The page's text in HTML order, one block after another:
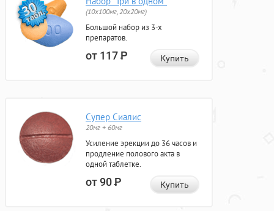
(10x100мг, 20x20мг)
Большой набор из 3-х
препаратов.
от 117Р Купить
Супер Сиалис
20мг + 60мг
Усиление эрекции до 36 часов и
продление полового акта в
одной таблетке.
от 90Р Купить